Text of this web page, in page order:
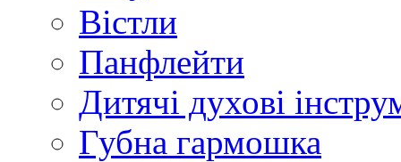
Вістли
Панфлейти
Дитячі духові
Губна гармошка